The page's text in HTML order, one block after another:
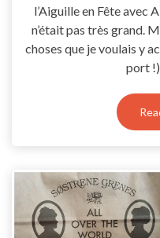
l’Aiguille en Fête avec
n’était pas très grand.
choses que je voulais y
port